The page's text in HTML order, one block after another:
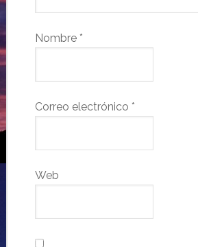
Nombre *
Correo electrónico *
Web